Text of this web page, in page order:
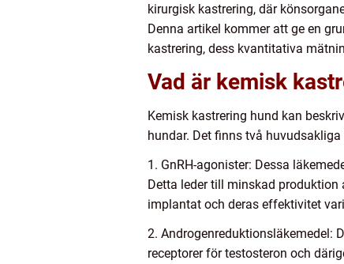
kirurgisk kastrering, där
Denna artikel kommer att ge en
kastrering, dess kvantitativa
Vad är kemisk
Kemisk kastrering hund kan
hundar. Det finns två
1. GnRH-agonister: Dessa
Detta leder till minskad
implantat och deras effektivitet
2. Androgenreduktionsläkemedel:
receptorer för testosteron och